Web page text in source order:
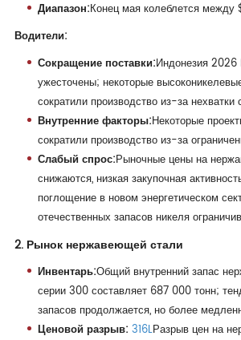
Диапазон:Конец мая колеблется
Водители:
Сокращение поставки:Индонезия 2026
ужесточены; некоторые
сократили производство из-за нехватки
Внутренние факторы:Некоторые
сократили производство из-за
Слабый спрос:Рыночные цены на
снижаются, низкая закупочная
поглощение в новом энергетическом
отечественных запасов никеля
2. Рынок нержавеющей стали
Инвентарь:Общий внутренний запас
серии 300 составляет 687 000 тонн;
запасов продолжается, но более
Ценовой разрыв: 316LРазрыв цен на